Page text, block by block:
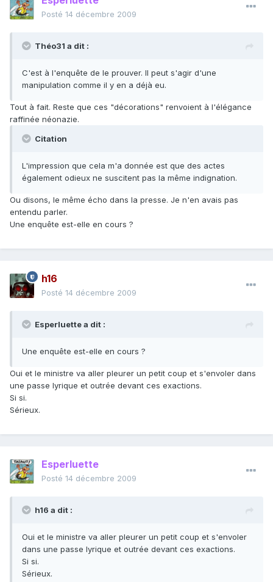
Posté 14 décembre 2009
Théo31 a dit :
C'est à l'enquête de le prouver. Il peut s'agir d'une
manipulation comme il y en a déjà eu.
Tout à fait. Reste que ces "décorations" renvoient à l'élégance
raffinée néonazie.
Citation
L'impression que cela m'a donnée est que des actes
également odieux ne suscitent pas la même indignation.
Ou disons, le même écho dans la presse. Je n'en avais pas
entendu parler.
Une enquête est-elle en cours ?
h16
Posté 14 décembre 2009
Esperluette a dit :
Une enquête est-elle en cours ?
Oui et le ministre va aller pleurer un petit coup et s'envoler dans
une passe lyrique et outrée devant ces exactions.
Si si.
Sérieux.
Esperluette
Posté 14 décembre 2009
h16 a dit :
Oui et le ministre va aller pleurer un petit coup et s'envoler
dans une passe lyrique et outrée devant ces exactions.
Si si.
Sérieux.